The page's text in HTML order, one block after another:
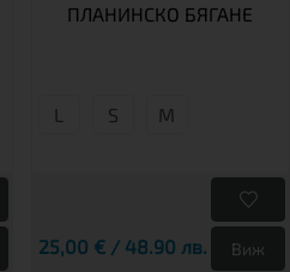
ПЛАНИНСКО БЯГАНЕ
L S М
25,00 € / 48.90 лв. Виж